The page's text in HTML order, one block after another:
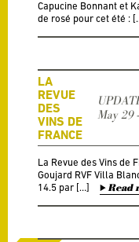
Capucine Bonnant et
de rosé pour cet été :
LA
REVUE
DES
VINS DE
FRANCE
May 29
La Revue des Vins de
Goujard RVF Villa
14.5 par […]
Read